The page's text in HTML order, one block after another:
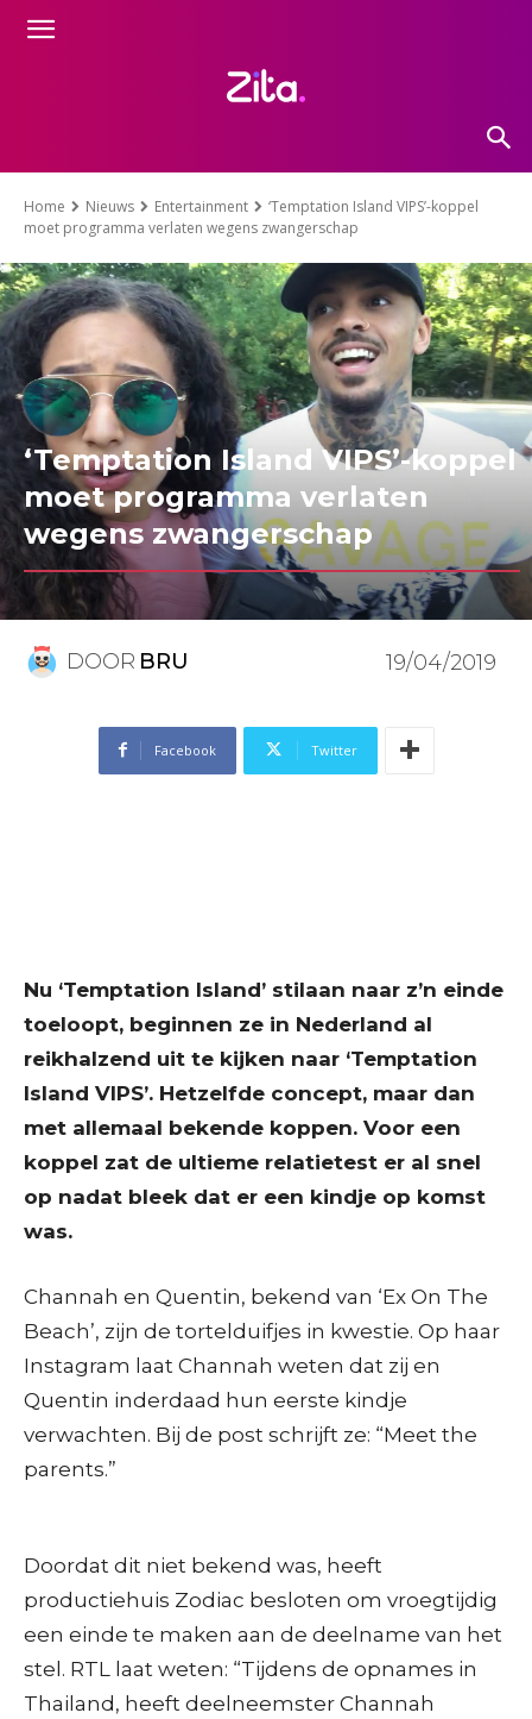
Home Nieuws Entertainment
‘Temptation Island VIPS’-koppel
moet programma verlaten wegens zwangerschap
‘Temptation Island VIPS’-koppel
moet programma verlaten
wegens zwangerschap
DOOR BRU 19/04/2019
Facebook Twitter
Nu ‘Temptation Island’ stilaan naar z’n einde
toeloopt, beginnen ze in Nederland al
reikhalzend uit te kijken naar ‘Temptation
Island VIPS’. Hetzelfde concept, maar dan
met allemaal bekende koppen. Voor een
koppel zat de ultieme relatietest er al snel
op nadat bleek dat er een kindje op komst
was.
Channah en Quentin, bekend van ‘Ex On The
Beach’, zijn de tortelduifjes in kwestie. Op haar
Instagram laat Channah weten dat zij en
Quentin inderdaad hun eerste kindje
verwachten. Bij de post schrijft ze: “Meet the
parents.”
Doordat dit niet bekend was, heeft
productiehuis Zodiac besloten om vroegtijdig
een einde te maken aan de deelname van het
stel. RTL laat weten: “Tijdens de opnames in
Thailand, heeft deelneemster Channah